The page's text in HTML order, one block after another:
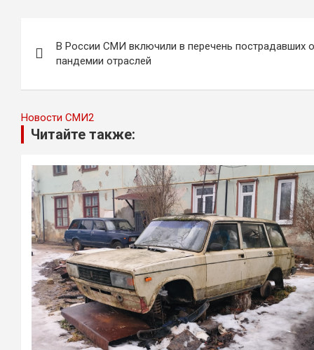
по
записям
В России СМИ включили в перечень пострадавших
пандемии отраслей
Новости СМИ2
Читайте также: